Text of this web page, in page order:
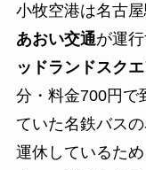
小牧空港は名古
あおい交通が運
ッドランドスクエ
分・料金700円で
ていた名鉄バス
運休しているた